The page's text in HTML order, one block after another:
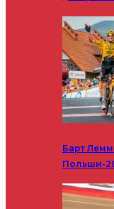
Барт
Польши-